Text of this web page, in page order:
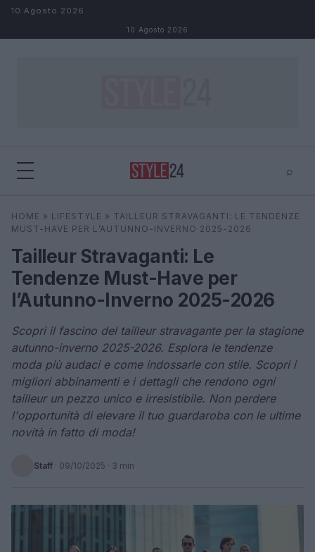
Salta al contenuto
10 Agosto 2026
10 Agosto 2026
⌕
Cerca ⌕ ×
HOME » LIFESTYLE » TAILLEUR STRAVAGANTI: LE TENDENZE
MUST-HAVE PER L’AUTUNNO-INVERNO 2025-2026
Tailleur Stravaganti: Le
Tendenze Must-Have per
l’Autunno-Inverno 2025-2026
Scopri il fascino del tailleur stravagante per la stagione
autunno-inverno 2025-2026. Esplora le tendenze
moda più audaci e come indossarle con stile. Scopri i
migliori abbinamenti e i dettagli che rendono ogni
tailleur un pezzo unico e irresistibile. Non perdere
l'opportunità di elevare il tuo guardaroba con le ultime
novità in fatto di moda!
Staff · 09/10/2025 · 3 min